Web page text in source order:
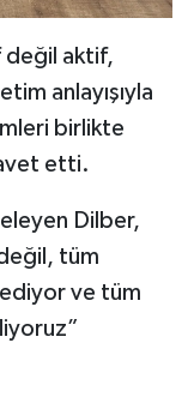
değil aktif,
anlayışıyla
birlikte
etti.
Dilber,
tüm
ve tüm